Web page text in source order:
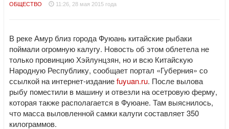
ОБЩЕСТВО 11:26, 28 мая 2015 года
В реке Амур близ города Фуюань китайские рыбаки
поймали огромную калугу. Новость об этом облетела не
только провинцию Хэйлунцзян, но и всю Китайскую
Народную Республику, сообщает портал «Губерния» со
ссылкой на интернет-изданиеfuyuan.ru. После вылова
рыбу поместили в машину и отвезли на осетровую ферму,
которая также располагается в Фуюане. Там выяснилось,
что масса выловленной самки калуги составляет 350
килограммов.